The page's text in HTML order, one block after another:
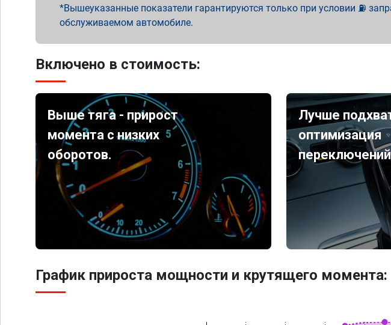
Вышеуказанные показатели гарантируются только при условии ⛽
обслуживаемом автомобиле.
Включено в стоимость:
Выше тяга - прирост
момента с низких
оборотов.
Лучше
оптимизация
График прироста мощности и крутящего момента: